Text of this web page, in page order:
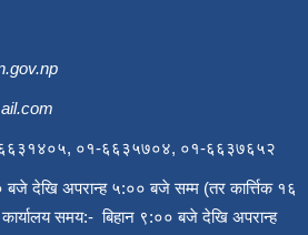
०१-६६३५७०४, ०१-६६३७६५२
बजे देखि अपरान्ह ५:०० बजे सम्म (तर कार्त्तिक १६
समय:- बिहान ९:०० बजे देखि अपरान्ह